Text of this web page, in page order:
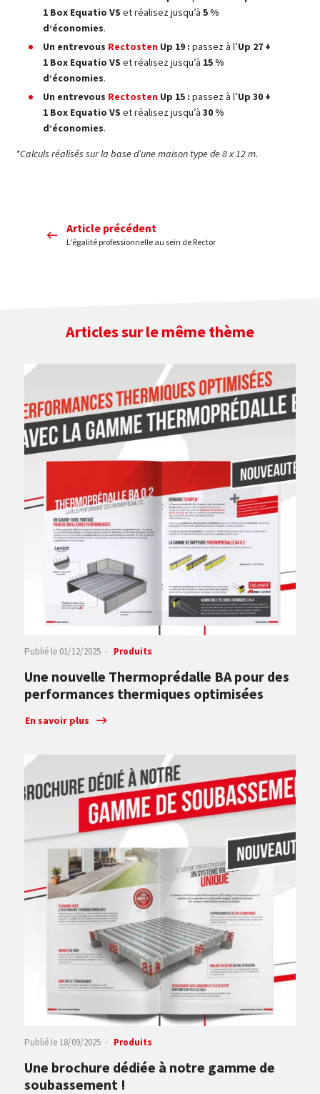
1 Box Equatio VS et réalisez jusqu’à 5 %
d’économies.
Un entrevous Rectosten Up 19 : passez à l’Up 27 +
1 Box Equatio VS et réalisez jusqu’à 15 %
d’économies.
Un entrevous Rectosten Up 15 : passez à l’Up 30 +
1 Box Equatio VS et réalisez jusqu’à 30 %
d’économies.
*Calculs réalisés sur la base d’une maison type de 8 x 12 m.
Article précédent
L'égalité professionnelle au sein de Rector
Articles sur le même thème
Publié le 01/12/2025 Produits
Une nouvelle Thermoprédalle BA pour des
performances thermiques optimisées
En savoir plus
Publié le 18/09/2025 Produits
Une brochure dédiée à notre gamme de
soubassement !